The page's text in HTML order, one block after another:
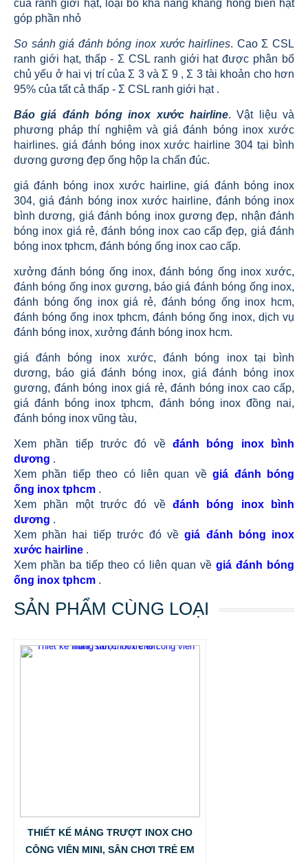
của ranh giới hạt, loại bỏ khả năng kháng hỏng biên hạt
góp phần nhỏ
So sánh giá đánh bóng inox xước hairlines. Cao Σ CSL
ranh giới hạt, thấp - Σ CSL ranh giới hạt được phân bố
chủ yếu ở hai vị trí của Σ 3 và Σ 9 , Σ 3 tài khoản cho hơn
95% của tất cả thấp - Σ CSL ranh giới hạt .
Báo giá đánh bóng inox xước hairline. Vật liệu và
phương pháp thí nghiệm và giá đánh bóng inox xước
hairlines. giá đánh bóng inox xước hairline 304 tại bình
dương gương đẹp ống hộp la chấn đúc.
giá đánh bóng inox xước hairline, giá đánh bóng inox
304, giá đánh bóng inox xước hairline, đánh bóng inox
bình dương, giá đánh bóng inox gương đẹp, nhận đánh
bóng inox giá rẻ, đánh bóng inox cao cấp đẹp, giá đánh
bóng inox tphcm, đánh bóng ống inox cao cấp.
xưởng đánh bóng ống inox, đánh bóng ống inox xước,
đánh bóng ống inox gương, báo giá đánh bóng ống inox,
đánh bóng ống inox giá rẻ, đánh bóng ống inox hcm,
đánh bóng ống inox tphcm, đánh bóng ống inox, dịch vụ
đánh bóng inox, xưởng đánh bóng inox hcm.
giá đánh bóng inox xước, đánh bóng inox tại bình
dương, báo giá đánh bóng inox, giá đánh bóng inox
gương, đánh bóng inox giá rẻ, đánh bóng inox cao cấp,
giá đánh bóng inox tphcm, đánh bóng inox đồng nai,
đánh bóng inox vũng tàu,
Xem phần tiếp trước đó về đánh bóng inox bình
dương .
Xem phần tiếp theo có liên quan vềgiá đánh bóng
ống inox tphcm .
Xem phần một trước đó về đánh bóng inox bình
dương .
Xem phần hai tiếp trước đó vềgiá đánh bóng inox
xước hairline .
Xem phần ba tiếp theo có liên quan về giá đánh bóng
ống inox tphcm .
SẢN PHẨM CÙNG LOẠI
THIẾT KẾ MÁNG TRƯỢT INOX CHO
CÔNG VIÊN MINI, SÂN CHƠI TRẺ EM